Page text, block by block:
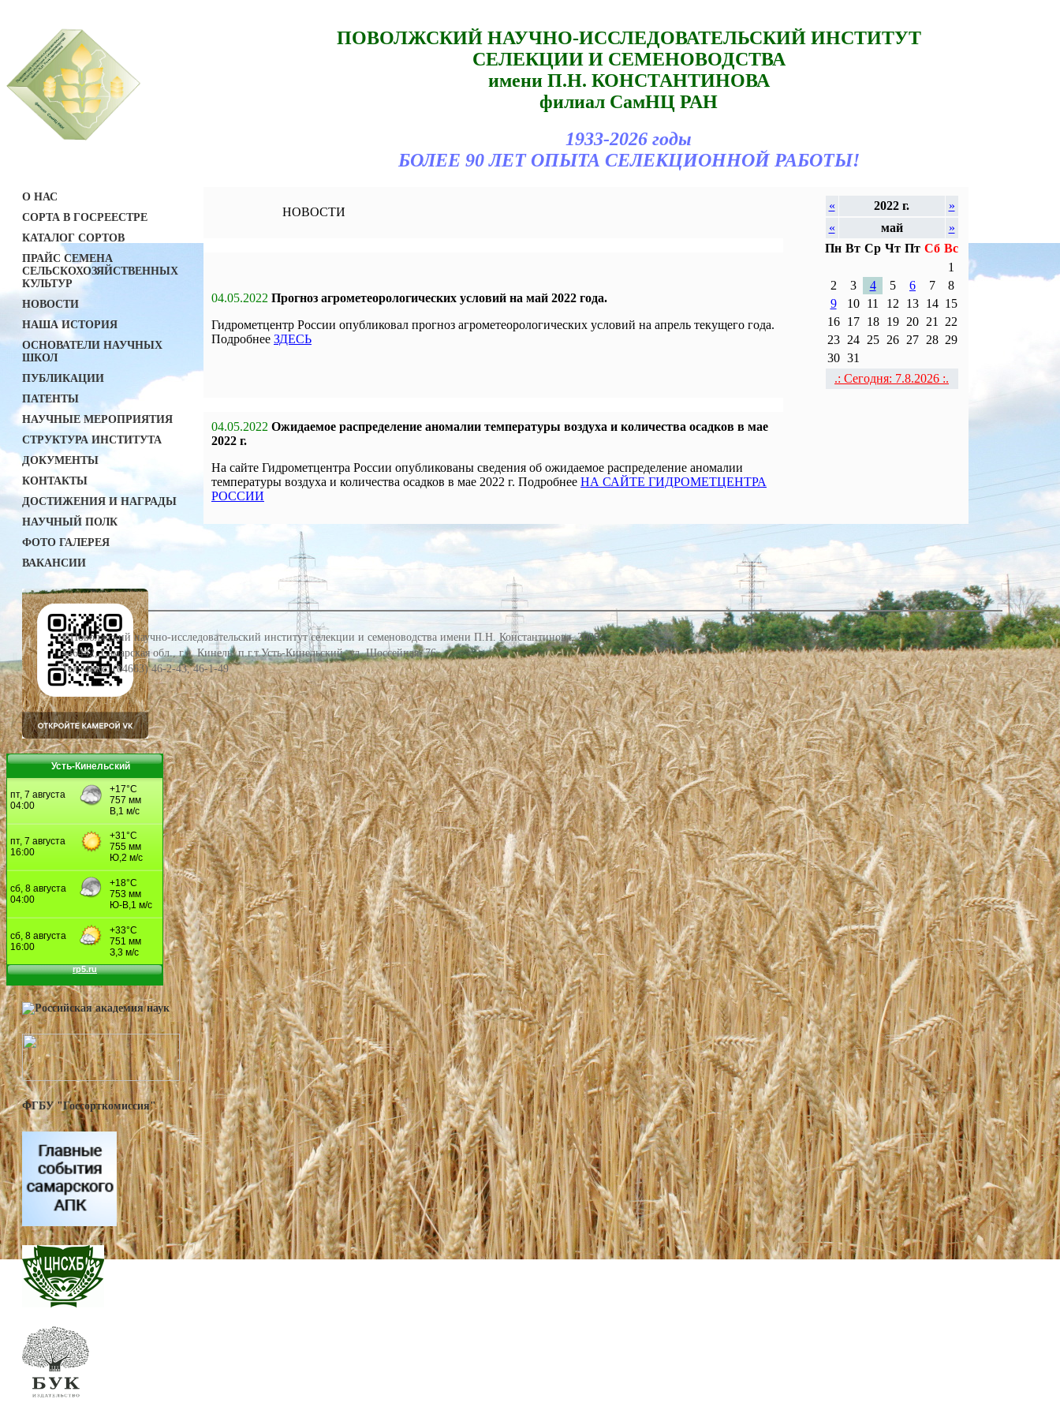
ПОВОЛЖСКИЙ НАУЧНО-ИССЛЕДОВАТЕЛЬСКИЙ ИНСТИТУТ
СЕЛЕКЦИИ И СЕМЕНОВОДСТВА
имени П.Н. КОНСТАНТИНОВА
филиал СамНЦ РАН
1933-2026 годы
БОЛЕЕ 90 ЛЕТ ОПЫТА СЕЛЕКЦИОННОЙ РАБОТЫ!
О НАС
СОРТА В ГОСРЕЕСТРЕ
КАТАЛОГ СОРТОВ
ПРАЙС СЕМЕНА
СЕЛЬСКОХОЗЯЙСТВЕННЫХ
КУЛЬТУР
НОВОСТИ
НАША ИСТОРИЯ
ОСНОВАТЕЛИ НАУЧНЫХ
ШКОЛ
ПУБЛИКАЦИИ
ПАТЕНТЫ
НАУЧНЫЕ МЕРОПРИЯТИЯ
СТРУКТУРА ИНСТИТУТА
ДОКУМЕНТЫ
КОНТАКТЫ
ДОСТИЖЕНИЯ И НАГРАДЫ
НАУЧНЫЙ ПОЛК
ФОТО ГАЛЕРЕЯ
ВАКАНСИИ
Усть-Кинельский
ФГБУ "Госсорткомиссия"
НОВОСТИ « 2022 г.
»
«
май
»
Пн Вт Ср Чт Пт Сб Вс
1
2
3 4 5 6 7
8
9
10 11 12 13 14 15
16
17 18 19 20 21
22
23
24 25 26 27 28 29
30 31
.: Сегодня: 7.8.2026 :.
04.05.2022 Прогноз агрометеорологических условий на май 2022 года.
Гидрометцентр России опубликовал прогноз агрометеорологических условий на апрель текущего года.
Подробнее ЗДЕСЬ
04.05.2022 Ожидаемое распределение аномалии температуры воздуха и количества осадков в мае
2022 г.
На сайте Гидрометцентра России опубликованы сведения об ожидаемое распределение аномалии
температуры воздуха и количества осадков в мае 2022 г. Подробнее НА САЙТЕ ГИДРОМЕТЦЕНТРА
РОССИИ
©Поволжский научно-исследовательский институт селекции и семеноводства имени П.Н. Константинова, 2008
446442, Самарская обл., г.о. Кинель, п.г.т.Усть-Кинельский, ул. Шоссейная, 76
Тел./факс: (84663) 46-2-43, 46-1-49